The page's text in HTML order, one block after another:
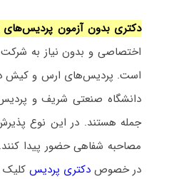
دکتری بدون آزمون پردیس‌های
اختصاصی و بدون نیاز به شرکت
است. پردیس‌های ارس و کیش
دانشگاه صنعتی شریف و
جمله هستند. در این نوع
مصاحبه شفاهی حضور پیدا
در خصوص دکتری پردیسکلیک